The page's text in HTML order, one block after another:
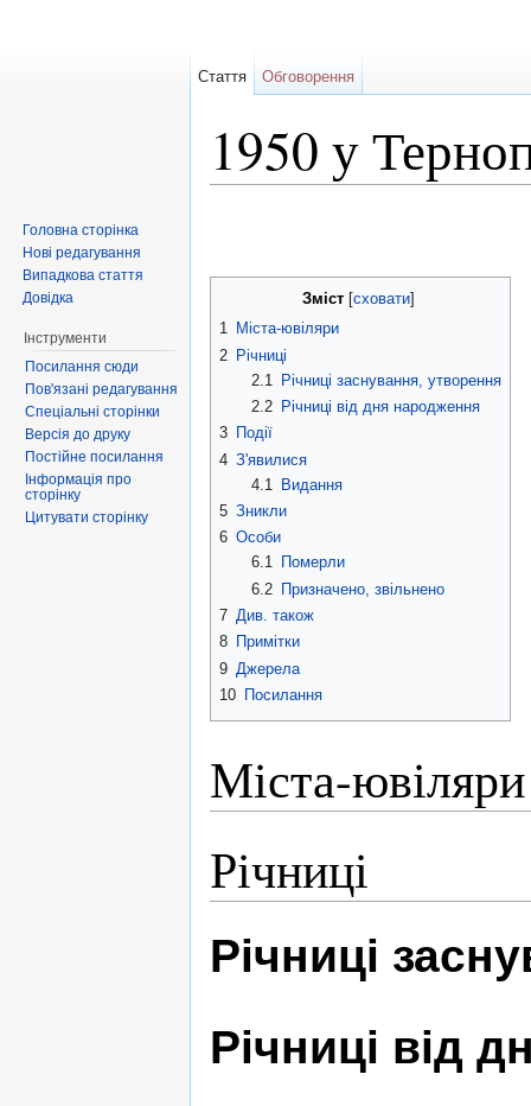
1950 у
Зміст[ сховати]
1 Міста-ювіляри
2 Річниці
2.1
Річниці заснування, утворення
2.2
Річниці від дня народження
3 Події
4 З'явилися
4.1
Видання
5 Зникли
6 Особи
6.1
Померли
6.2 Призначено, звільнено
7 Див. також
8 Примітки
9 Джерела
10 Посилання
Міста-ювіляри
Річниці
Річниці
Річниці від
Стаття Обговорення
Головна сторінка
Нові редагування
Випадкова стаття
Довідка
Інструменти
Посилання сюди
Пов'язані редагування
Спеціальні сторінки
Версія до друку
Постійне посилання
Інформація про
сторінку
Цитувати сторінку